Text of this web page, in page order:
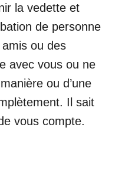
la vedette et
de personne
ou des
avec vous ou ne
ou d’une
Il sait
vous compte.